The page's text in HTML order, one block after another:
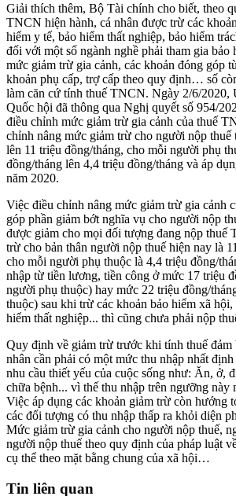
Giải thích thêm, Bộ Tài chính cho biết, theo
TNCN hiện hành, cá nhân được trừ các
hiểm y tế, bảo hiểm thất nghiệp, bảo hiểm
đối với một số ngành nghề phải tham gia bảo
mức giảm trừ gia cảnh, các khoản đóng góp
khoản phụ cấp, trợ cấp theo quy định… số
làm căn cứ tính thuế TNCN. Ngày 2/6/2020,
Quốc hội đã thông qua Nghị quyết số 954/
điều chỉnh mức giảm trừ gia cảnh của thuế
chỉnh nâng mức giảm trừ cho người nộp thuế
lên 11 triệu đồng/tháng, cho mỗi người phụ
đồng/tháng lên 4,4 triệu đồng/tháng và áp
năm 2020.
Việc điều chỉnh nâng mức giảm trừ gia cảnh
góp phần giảm bớt nghĩa vụ cho người nộp
được giảm cho mọi đối tượng đang nộp
trừ cho bản thân người nộp thuế hiện nay là
cho mỗi người phụ thuộc là 4,4 triệu đồng/
nhập từ tiền lương, tiền công ở mức 17 triệu
người phụ thuộc) hay mức 22 triệu đồng/
thuộc) sau khi trừ các khoản bảo hiểm xã
hiểm thất nghiệp... thì cũng chưa phải nộp
Quy định về giảm trừ trước khi tính thuế đảm
nhân cần phải có một mức thu nhập nhất
nhu cầu thiết yếu của cuộc sống như: Ăn, ở,
chữa bệnh... vì thế thu nhập trên ngưỡng này
Việc áp dụng các khoản giảm trừ còn hướng
các đối tượng có thu nhập thấp ra khỏi diện
Mức giảm trừ gia cảnh cho người nộp thuế,
người nộp thuế theo quy định của pháp luật
cụ thể theo mặt bằng chung của xã hội…
Tin liên quan